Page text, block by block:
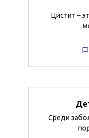
Цистит –
Среди